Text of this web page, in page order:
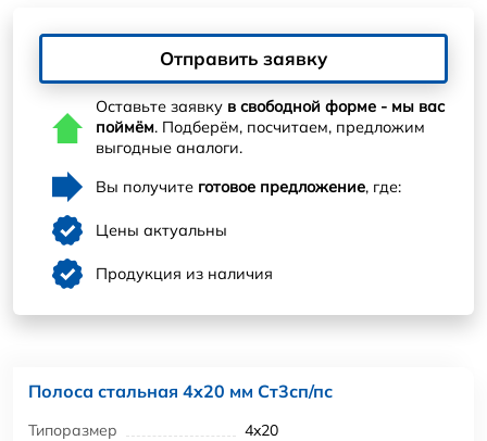
Отправить заявку
Оставьте заявку в свободной форме - мы вас
поймём. Подберём, посчитаем, предложим
выгодные аналоги.
Вы получите готовое предложение, где:
Цены актуальны
Продукция из наличия
Полоса стальная 4x20 мм Ст3сп/пс
Типоразмер
4x20